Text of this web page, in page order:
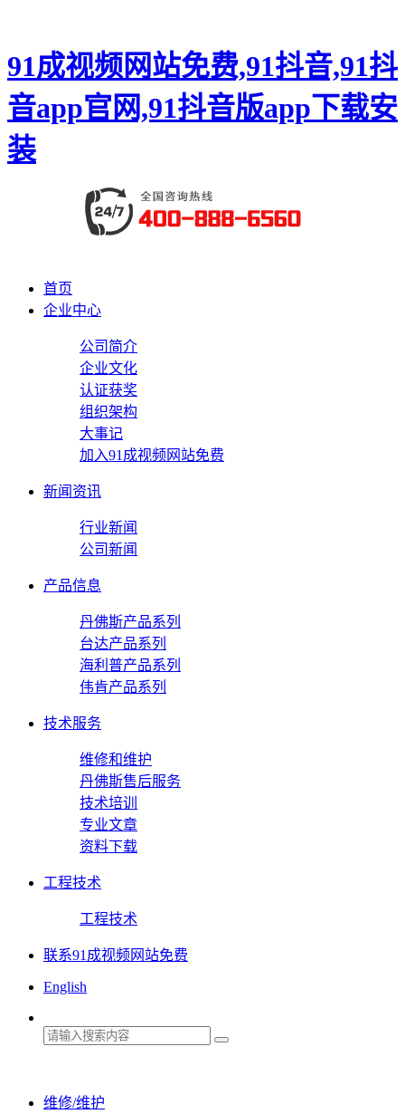
91成视频网站免费,91抖音,91抖
音app官网,91抖音版app下载安
装
首页
企业中心
公司简介
企业文化
认证获奖
组织架构
大事记
加入91成视频网站免费
新闻资讯
行业新闻
公司新闻
产品信息
丹佛斯产品系列
台达产品系列
海利普产品系列
伟肯产品系列
技术服务
维修和维护
丹佛斯售后服务
技术培训
专业文章
资料下载
工程技术
工程技术
联系91成视频网站免费
English
维修/维护